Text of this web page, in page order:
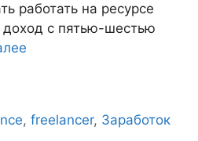
работать на ресурсе
доход с пятью-шестью
,freelancer, Заработок